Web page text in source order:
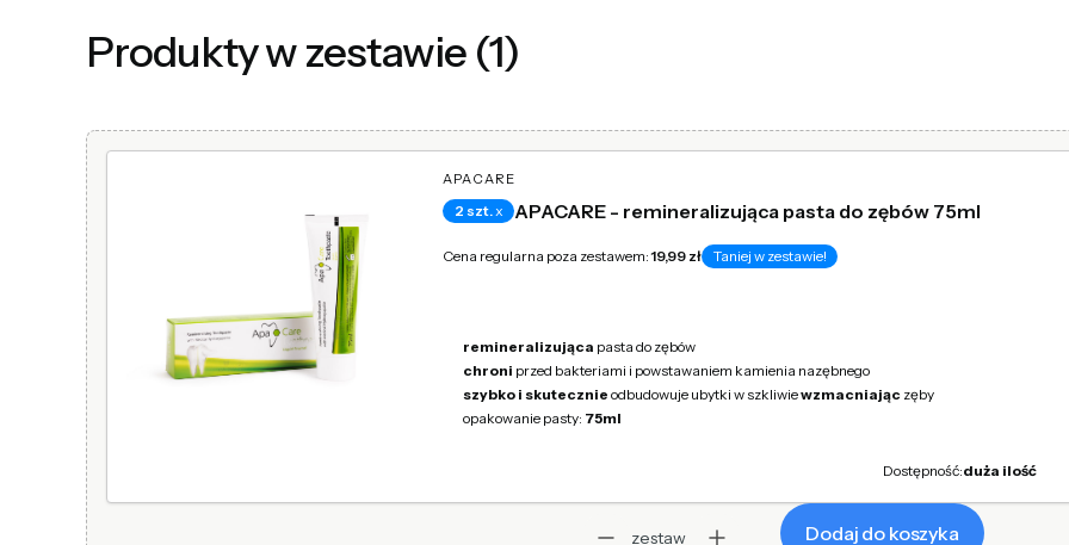
Produkty w zestawie (1)
APACARE
2 szt.x APACARE - remineralizująca pasta do zębów 75ml
Cena regularna poza zestawem:19,99 zł Taniej w zestawie!
remineralizująca pasta do zębów
chroni przed bakteriami i powstawaniem kamienia nazębnego
szybko i skutecznie odbudowuje ubytki w szkliwiewzmacniając zęby
opakowanie pasty: 75ml
Dostępność:duża ilość
zestaw Dodaj do koszyka